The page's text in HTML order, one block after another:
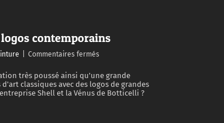
contemporains
Commentaires fermés
des
œuvres
d’art
très poussé ainsi qu'une grande
classiques avec des logos de grandes
Shell et la Vénus de Botticelli ?